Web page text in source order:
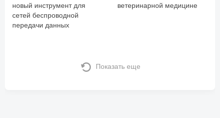
новый инструмент для
сетей беспроводной
передачи данных
ветеринарной медицине
Показать еще